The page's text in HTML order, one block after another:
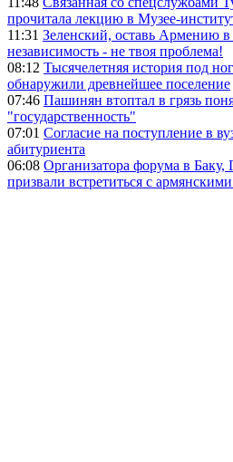
прочитала лекцию в Музее-
11:31 Зеленский, оставь Армению
независимость - не твоя проблема!
08:12 Тысячелетняя история под
обнаружили древнейшее поселение
07:46 Пашинян втоптал в грязь
"государственность"
07:01 Согласие на поступление в
абитуриента
06:08 Организатора форума в Баку,
призвали встретиться с